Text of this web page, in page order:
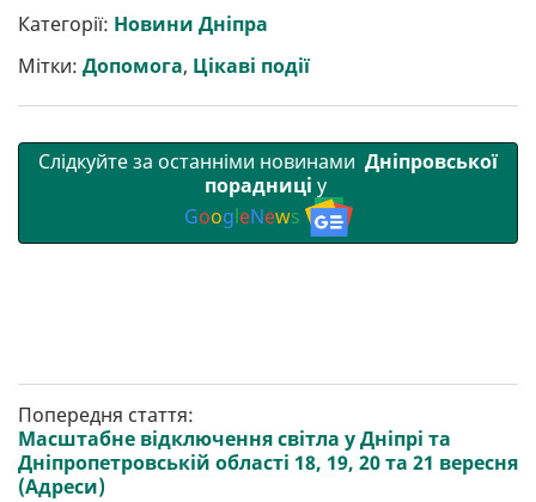
р
и
т
и
b
o
o
k
t
e
r
l g
r
a
m
p
p
Категорії: Новини Дніпра
Мітки: Допомога, Цікаві події
Слідкуйте за останніми новинами Дніпровської
порадниці у
GoogleNews
Попередня стаття:
Масштабне відключення світла у Дніпрі та
Дніпропетровській області 18, 19, 20 та 21 вересня
(Адреси)